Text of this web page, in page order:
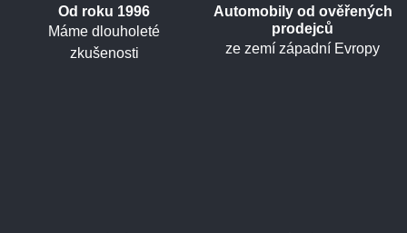
Od roku 1996
Máme dlouholeté
zkušenosti
Automobily od ověřených
prodejců
ze zemí západní Evropy